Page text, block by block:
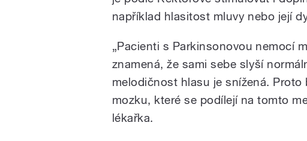
například hlasitost mluvy nebo její
„Pacienti s Parkinsonovou nemocí
znamená, že sami sebe slyší
melodičnost hlasu je snížená.
mozku, které se podílejí na tomto
lékařka.